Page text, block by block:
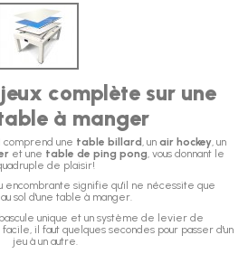
complète sur une
à manger
une table billard , un air hockey, un
et une table de ping pong , vous donnant le
de plaisir!
encombrante signifie qu'il ne nécessite que
sol d'une table à manger.
unique et un système de levier de
il faut quelques secondes pour passer d'un
jeu à un autre.